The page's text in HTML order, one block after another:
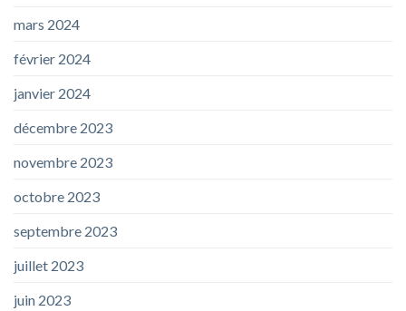
mars 2024
février 2024
janvier 2024
décembre 2023
novembre 2023
octobre 2023
septembre 2023
juillet 2023
juin 2023